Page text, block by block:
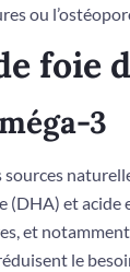
ou
foie
3
sources
(DHA) et acide
et
le